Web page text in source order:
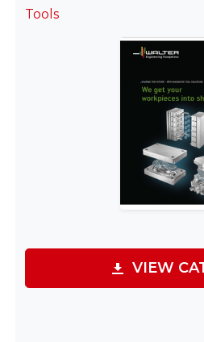
Tools
VIEW